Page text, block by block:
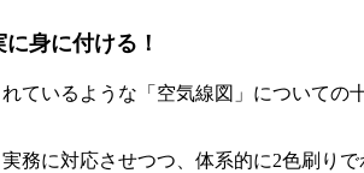
身に付ける！
ているような「空気線図」についての
務に対応させつつ、体系的に2色刷り